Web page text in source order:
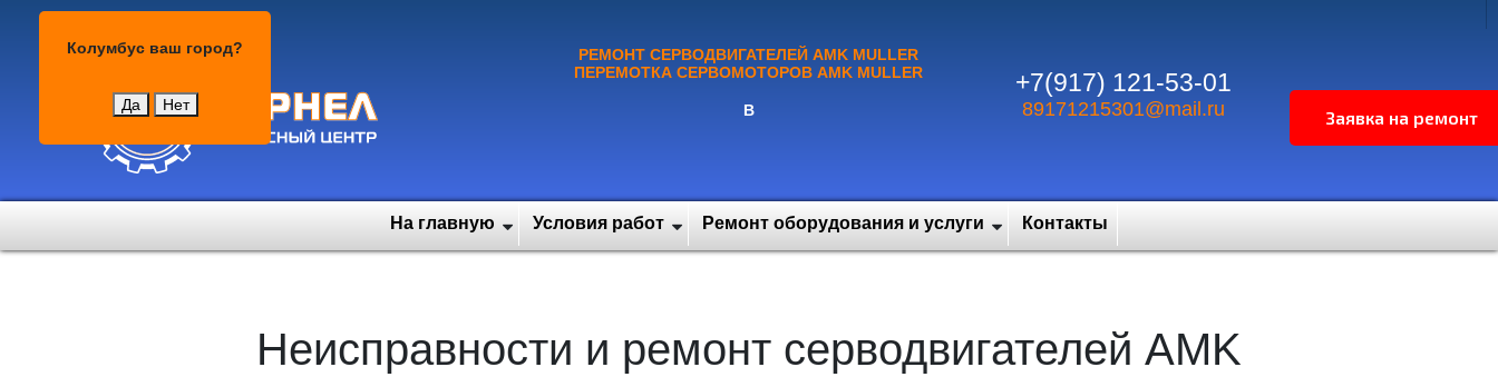
Колумбус ваш город?
Да Нет
РЕМОНТ СЕРВОДВИГАТЕЛЕЙ AMK MULLER
ПЕРЕМОТКА СЕРВОМОТОРОВ AMK MULLER
В
+7(917) 121-53-01
89171215301@mail.ru
На главную Условия работ Ремонт оборудования и услуги Контакты
Неисправности и ремонт серводвигателей AMK